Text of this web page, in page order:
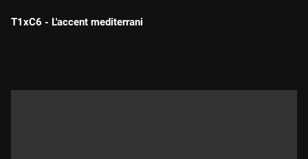
T1xC6 - L'accent mediterrani